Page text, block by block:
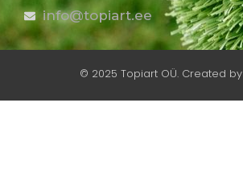
info@topiart.ee
© 2025 Topiart OÜ. Created by